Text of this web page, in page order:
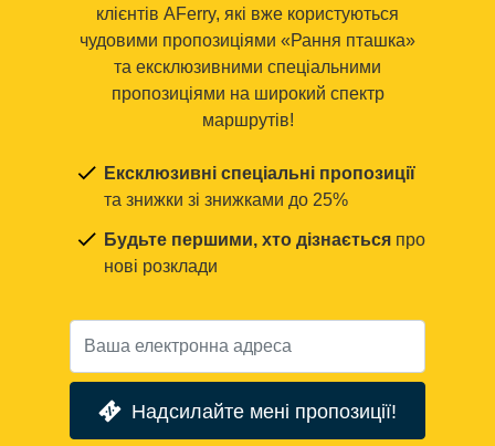
клієнтів AFerry, які вже користуються
чудовими пропозиціями «Рання пташка»
та ексклюзивними спеціальними
пропозиціями на широкий спектр
маршрутів!
Ексклюзивні спеціальні пропозиції
та знижки зі знижками до 25%
Будьте першими, хто дізнається про
нові розклади
Надсилайте мені пропозиції!